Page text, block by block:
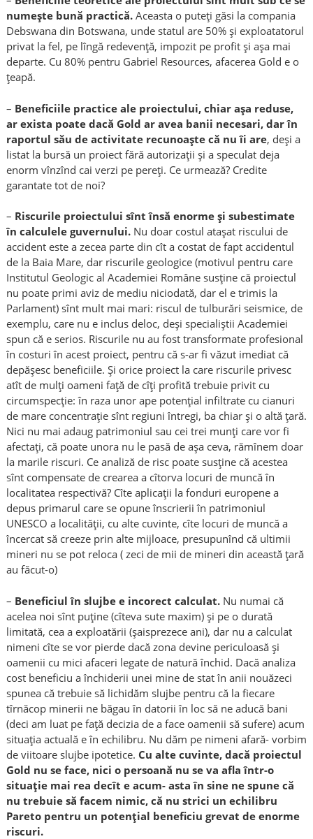
numește bună practică.Aceasta o puteți găsi la compania
Debswana din Botswana, unde statul are 50% și exploatatorul
privat la fel, pe lîngă redevență, impozit pe profit și așa mai
departe. Cu 80% pentru Gabriel Resources, afacerea Gold e o
țeapă.
– Beneficiile practice ale proiectului, chiar așa reduse,
ar exista poate dacă Gold ar avea banii necesari, dar în
raportul său de activitate recunoaște că nu îi are, deși a
listat la bursă un proiect fără autorizații și a speculat deja
enorm vînzînd cai verzi pe pereți. Ce urmează? Credite
garantate tot de noi?
– Riscurile proiectului sînt însă enorme și subestimate
în calculele guvernului.Nu doar costul atașat riscului de
accident este a zecea parte din cît a costat de fapt accidentul
de la Baia Mare, dar riscurile geologice (motivul pentru care
Institutul Geologic al Academiei Române susține că proiectul
nu poate primi aviz de mediu niciodată, dar el e trimis la
Parlament) sînt mult mai mari: riscul de tulburări seismice, de
exemplu, care nu e inclus deloc, deși specialiștii Academiei
spun că e serios. Riscurile nu au fost transformate profesional
în costuri în acest proiect, pentru că s-ar fi văzut imediat că
depășesc beneficiile. Și orice proiect la care riscurile privesc
atît de mulți oameni față de cîți profită trebuie privit cu
circumspecție: în raza unor ape potențial infiltrate cu cianuri
de mare concentrație sînt regiuni întregi, ba chiar și o altă țară.
Nici nu mai adaug patrimoniul sau cei trei munți care vor fi
afectați, că poate unora nu le pasă de așa ceva, rămînem doar
la marile riscuri. Ce analiză de risc poate susține că acestea
sînt compensate de crearea a cîtorva locuri de muncă în
localitatea respectivă? Cîte aplicații la fonduri europene a
depus primarul care se opune înscrierii în patrimoniul
UNESCO a localității, cu alte cuvinte, cîte locuri de muncă a
încercat să creeze prin alte mijloace, presupunînd că ultimii
mineri nu se pot reloca ( zeci de mii de mineri din această țară
au făcut-o)
– Beneficiul în slujbe e incorect calculat.Nu numai că
acelea noi sînt puține (cîteva sute maxim) și pe o durată
limitată, cea a exploatării (șaisprezece ani), dar nu a calculat
nimeni cîte se vor pierde dacă zona devine periculoasă și
oamenii cu mici afaceri legate de natură închid. Dacă analiza
cost beneficiu a închiderii unei mine de stat în anii nouăzeci
spunea că trebuie să lichidăm slujbe pentru că la fiecare
tîrnăcop minerii ne băgau în datorii în loc să ne aducă bani
(deci am luat pe față decizia de a face oamenii să sufere) acum
situația actuală e în echilibru. Nu dăm pe nimeni afară- vorbim
de viitoare slujbe ipotetice. Cu alte cuvinte, dacă proiectul
Gold nu se face, nici o persoană nu se va afla într-o
situație mai rea decît e acum- asta în sine ne spune că
nu trebuie să facem nimic, că nu strici un echilibru
Pareto pentru un potențial beneficiu grevat de enorme
riscuri.